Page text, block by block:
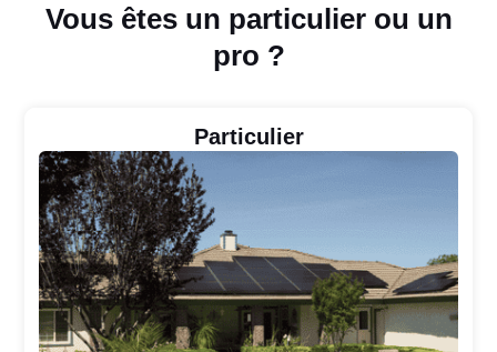
Vous êtes un particulier ou un
pro ?
Particulier